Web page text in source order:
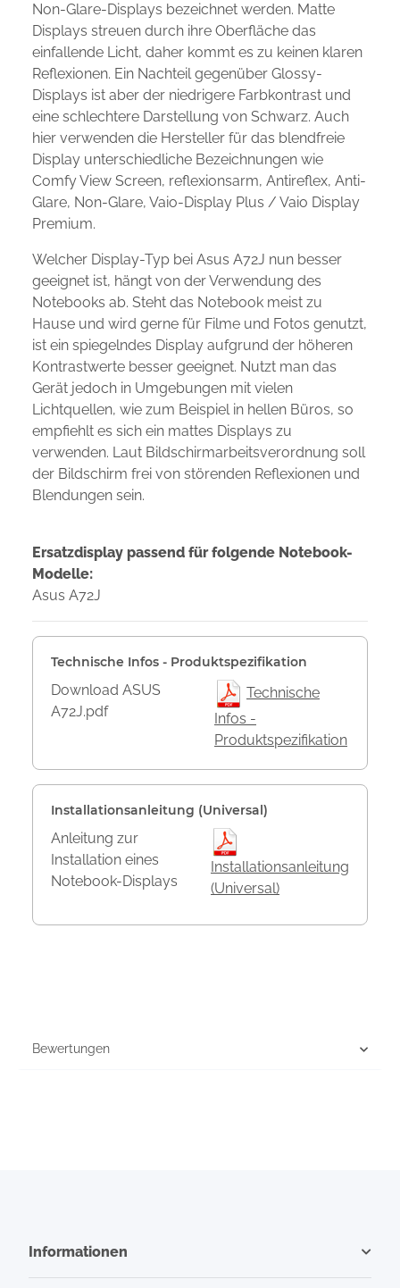
Non-Glare-Displays bezeichnet werden. Matte
Displays streuen durch ihre Oberfläche das
einfallende Licht, daher kommt es zu keinen klaren
Reflexionen. Ein Nachteil gegenüber Glossy-
Displays ist aber der niedrigere Farbkontrast und
eine schlechtere Darstellung von Schwarz. Auch
hier verwenden die Hersteller für das blendfreie
Display unterschiedliche Bezeichnungen wie
Comfy View Screen, reflexionsarm, Antireflex, Anti-
Glare, Non-Glare, Vaio-Display Plus / Vaio Display
Premium.
Welcher Display-Typ bei Asus A72J nun besser
geeignet ist, hängt von der Verwendung des
Notebooks ab. Steht das Notebook meist zu
Hause und wird gerne für Filme und Fotos genutzt,
ist ein spiegelndes Display aufgrund der höheren
Kontrastwerte besser geeignet. Nutzt man das
Gerät jedoch in Umgebungen mit vielen
Lichtquellen, wie zum Beispiel in hellen Büros, so
empfiehlt es sich ein mattes Displays zu
verwenden. Laut Bildschirmarbeitsverordnung soll
der Bildschirm frei von störenden Reflexionen und
Blendungen sein.
Ersatzdisplay passend für folgende Notebook-
Modelle:
Asus A72J
Technische Infos - Produktspezifikation
Download ASUS
A72J.pdf
Technische
Infos -
Produktspezifikation
Installationsanleitung (Universal)
Anleitung zur
Installation eines
Notebook-Displays
Installationsanleitung
(Universal)
Bewertungen
Informationen